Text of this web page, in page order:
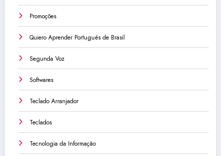
Promoções
Quiero Aprender Portugués de Brasil
Segunda Voz
Softwares
Teclado Arranjador
Teclados
Tecnologia da Informação